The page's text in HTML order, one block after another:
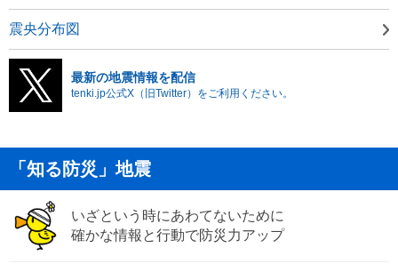
震央分布図
最新の地震情報を配信
tenki.jp公式X（旧Twitter）をご利用ください。
「知る防災」地震
いざという時にあわてないために
確かな情報と行動で防災力アップ